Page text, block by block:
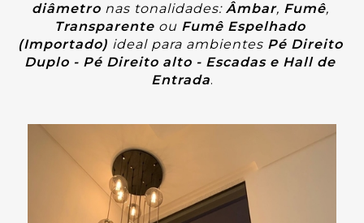
diâmetro nas tonalidades: Âmbar, Fumê
Transparente ou Fumê Espelhado
(Importado) ideal para ambientes Pé Direito
Duplo - Pé Direito alto - Escadas e Hall de
Entrada.